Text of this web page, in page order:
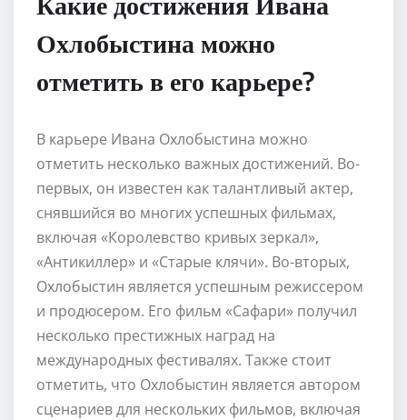
Охлобыстина можно
отметить в его карьере?
В карьере Ивана Охлобыстина можно
отметить несколько важных достижений. Во-
первых, он известен как талантливый актер,
снявшийся во многих успешных фильмах,
включая «Королевство кривых зеркал»,
«Антикиллер» и «Старые клячи». Во-вторых,
Охлобыстин является успешным режиссером
и продюсером. Его фильм «Сафари» получил
несколько престижных наград на
международных фестивалях. Также стоит
отметить, что Охлобыстин является автором
сценариев для нескольких фильмов, включая